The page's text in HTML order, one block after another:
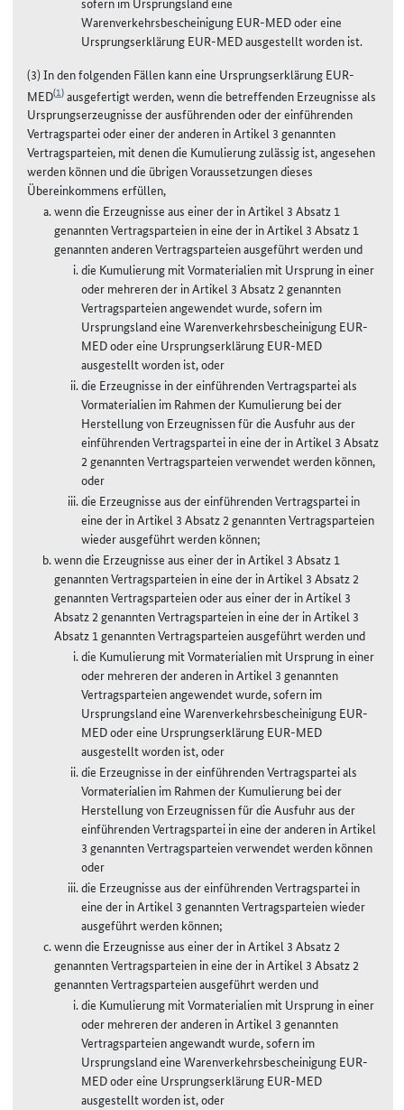
Warenverkehrsbescheinigung EUR-MED oder eine
Ursprungserklärung EUR-MED ausgestellt worden ist.
(3) In den folgenden Fällen kann eine Ursprungserklärung EUR-
MED(1)ausgefertigt werden, wenn die betreffenden Erzeugnisse als
Ursprungserzeugnisse der ausführenden oder der einführenden
Vertragspartei oder einer der anderen in Artikel 3 genannten
Vertragsparteien, mit denen die Kumulierung zulässig ist, angesehen
werden können und die übrigen Voraussetzungen dieses
Übereinkommens erfüllen,
wenn die Erzeugnisse aus einer der in Artikel 3 Absatz 1
genannten Vertragsparteien in eine der in Artikel 3 Absatz 1
genannten anderen Vertragsparteien ausgeführt werden und
die Kumulierung mit Vormaterialien mit Ursprung in einer
oder mehreren der in Artikel 3 Absatz 2 genannten
Vertragsparteien angewendet wurde, sofern im
Ursprungsland eine Warenverkehrsbescheinigung EUR-
MED oder eine Ursprungserklärung EUR-MED
ausgestellt worden ist, oder
die Erzeugnisse in der einführenden Vertragspartei als
Vormaterialien im Rahmen der Kumulierung bei der
Herstellung von Erzeugnissen für die Ausfuhr aus der
einführenden Vertragspartei in eine der in Artikel 3 Absatz
2 genannten Vertragsparteien verwendet werden können,
oder
die Erzeugnisse aus der einführenden Vertragspartei in
eine der in Artikel 3 Absatz 2 genannten Vertragsparteien
wieder ausgeführt werden können;
wenn die Erzeugnisse aus einer der in Artikel 3 Absatz 1
genannten Vertragsparteien in eine der in Artikel 3 Absatz 2
genannten Vertragsparteien oder aus einer der in Artikel 3
Absatz 2 genannten Vertragsparteien in eine der in Artikel 3
Absatz 1 genannten Vertragsparteien ausgeführt werden und
die Kumulierung mit Vormaterialien mit Ursprung in einer
oder mehreren der anderen in Artikel 3 genannten
Vertragsparteien angewendet wurde, sofern im
Ursprungsland eine Warenverkehrsbescheinigung EUR-
MED oder eine Ursprungserklärung EUR-MED
ausgestellt worden ist, oder
die Erzeugnisse in der einführenden Vertragspartei als
Vormaterialien im Rahmen der Kumulierung bei der
Herstellung von Erzeugnissen für die Ausfuhr aus der
einführenden Vertragspartei in eine der anderen in Artikel
3 genannten Vertragsparteien verwendet werden können
oder
die Erzeugnisse aus der einführenden Vertragspartei in
eine der in Artikel 3 genannten Vertragsparteien wieder
ausgeführt werden können;
wenn die Erzeugnisse aus einer der in Artikel 3 Absatz 2
genannten Vertragsparteien in eine der in Artikel 3 Absatz 2
genannten Vertragsparteien ausgeführt werden und
die Kumulierung mit Vormaterialien mit Ursprung in einer
oder mehreren der anderen in Artikel 3 genannten
Vertragsparteien angewandt wurde, sofern im
Ursprungsland eine Warenverkehrsbescheinigung EUR-
MED oder eine Ursprungserklärung EUR-MED
ausgestellt worden ist, oder